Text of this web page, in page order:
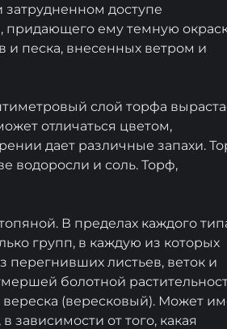
доступе
придающего ему темную
и песка, внесенных ветром и
слой торфа
отличаться цветом,
дает различные запахи.
водоросли и соль. Торф,
В пределах каждого
групп, в каждую из которых
перегнивших листьев, веток и
болотной
(вересковый). Может
зависимости от того, какая